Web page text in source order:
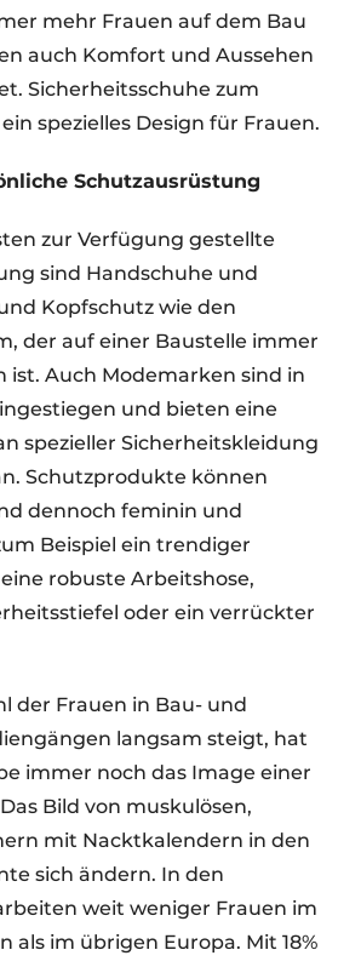
mehr Frauen auf dem Bau
auch Komfort und Aussehen
Sicherheitsschuhe zum
spezielles Design für Frauen.
Schutzausrüstung
zur Verfügung gestellte
sind Handschuhe und
Kopfschutz wie den
der auf einer Baustelle immer
ist. Auch Modemarken sind in
und bieten eine
spezieller Sicherheitskleidung
Schutzprodukte können
dennoch feminin und
Beispiel ein trendiger
robuste Arbeitshose,
oder ein verrückter
der Frauen in Bau- und
langsam steigt, hat
immer noch das Image einer
Bild von muskulösen,
mit Nacktkalendern in den
sich ändern. In den
weit weniger Frauen im
als im übrigen Europa. Mit 18%